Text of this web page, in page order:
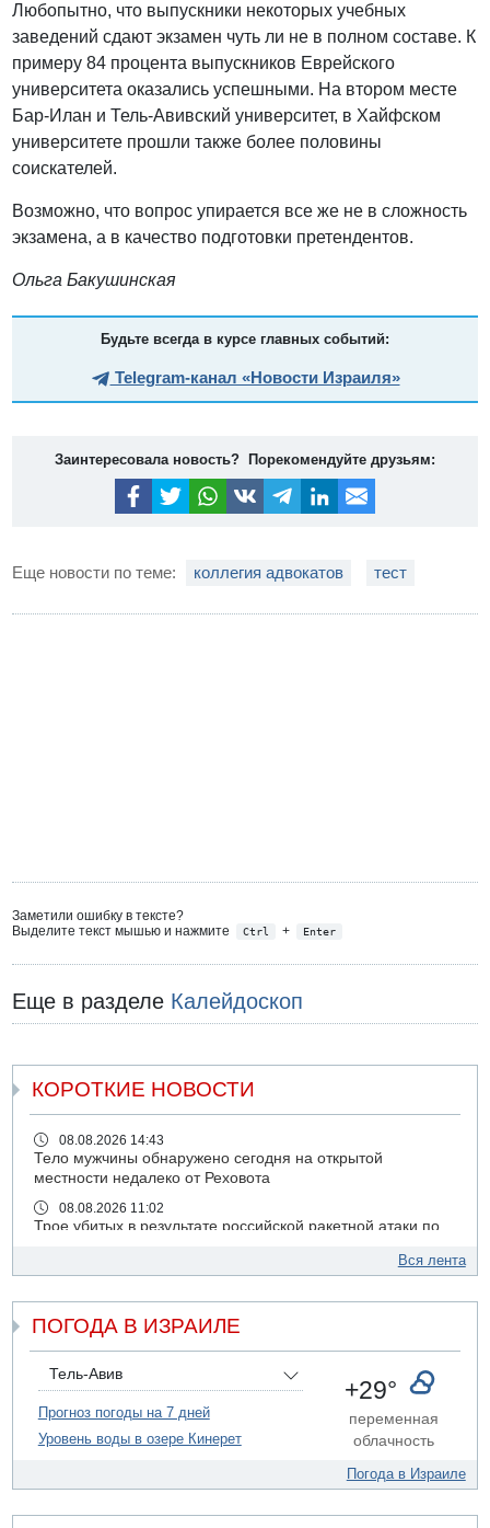
Любопытно, что выпускники некоторых учебных
заведений сдают экзамен чуть ли не в полном составе. К
примеру 84 процента выпускников Еврейского
университета оказались успешными. На втором месте
Бар-Илан и Тель-Авивский университет, в Хайфском
университете прошли также более половины
соискателей.
Возможно, что вопрос упирается все же не в сложность
экзамена, а в качество подготовки претендентов.
Ольга Бакушинская
Будьте всегда в курсе главных событий:
Telegram-канал «Новости Израиля»
Заинтересовала новость? Порекомендуйте друзьям:
Еще новости по теме: коллегия адвокатов тест
Заметили ошибку в тексте?
Выделите текст мышью и нажмите
Ctrl + Enter
Еще в разделе Калейдоскоп
КОРОТКИЕ НОВОСТИ
08.08.2026 14:43
Тело мужчины обнаружено сегодня на открытой
местности недалеко от Реховота
08.08.2026 11:02
Трое убитых в результате российской ракетной атаки по
07.08.2026 20:43
07.08.2026 20:41
Ynet: "Хизбалла" запустила БПЛА со взрывчаткой по
07.08.2026 19:16
ДТП в Ашдоде: тяжело ранены двое маленьких детей
07.08.2026 19:14
Вся лента
ПОГОДА В ИЗРАИЛЕ
Тель-Авив
Прогноз погоды на 7 дней
Уровень воды в озере Кинерет
+29°
переменная
облачность
Погода в Израиле